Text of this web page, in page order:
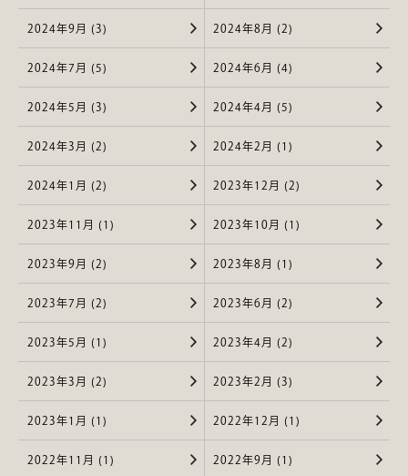
2024年9月 (3) 2024年8月 (2)
2024年7月 (5) 2024年6月 (4)
2024年5月 (3) 2024年4月 (5)
2024年3月 (2) 2024年2月 (1)
2024年1月 (2) 2023年12月 (2)
2023年11月 (1) 2023年10月 (1)
2023年9月 (2) 2023年8月 (1)
2023年7月 (2) 2023年6月 (2)
2023年5月 (1) 2023年4月 (2)
2023年3月 (2) 2023年2月 (3)
2023年1月 (1) 2022年12月 (1)
2022年11月 (1) 2022年9月 (1)